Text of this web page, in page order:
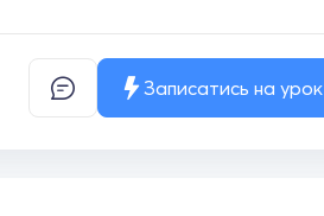
Записатись на урок